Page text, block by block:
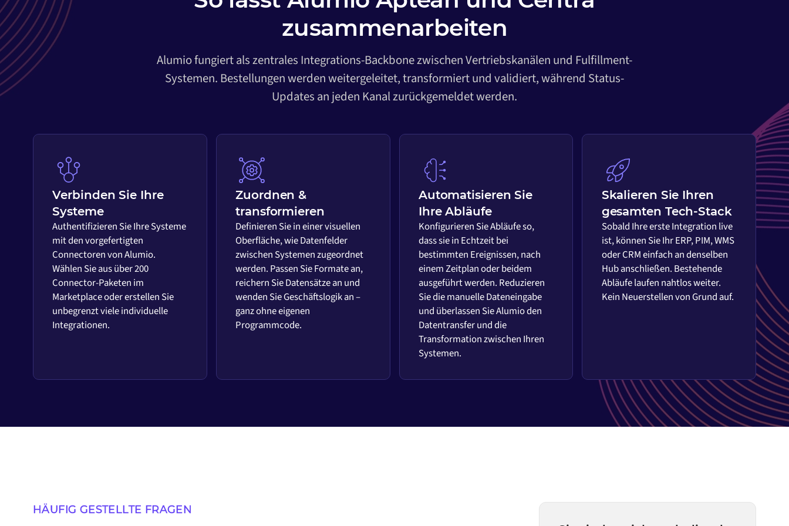
zusammenarbeiten
Alumio fungiert als zentrales Integrations-Backbone zwischen Vertriebskanälen und Fulfillment-
Systemen. Bestellungen werden weitergeleitet, transformiert und validiert, während Status-
Updates an jeden Kanal zurückgemeldet werden.
Verbinden Sie Ihre
Systeme
Authentifizieren Sie Ihre Systeme
mit den vorgefertigten
Connectoren von Alumio.
Wählen Sie aus über 200
Connector-Paketen im
Marketplace oder erstellen Sie
unbegrenzt viele individuelle
Integrationen.
Zuordnen &
transformieren
Definieren Sie in einer visuellen
Oberfläche, wie Datenfelder
zwischen Systemen zugeordnet
werden. Passen Sie Formate an,
reichern Sie Datensätze an und
wenden Sie Geschäftslogik an –
ganz ohne eigenen
Programmcode.
Automatisieren Sie
Ihre Abläufe
Konfigurieren Sie Abläufe so,
dass sie in Echtzeit bei
bestimmten Ereignissen, nach
einem Zeitplan oder beidem
ausgeführt werden. Reduzieren
Sie die manuelle Dateneingabe
und überlassen Sie Alumio den
Datentransfer und die
Transformation zwischen Ihren
Systemen.
Skalieren Sie Ihren
gesamten Tech-Stack
Sobald Ihre erste Integration live
ist, können Sie Ihr ERP, PIM, WMS
oder CRM einfach an denselben
Hub anschließen. Bestehende
Abläufe laufen nahtlos weiter.
Kein Neuerstellen von Grund auf.
HÄUFIG GESTELLTE FRAGEN